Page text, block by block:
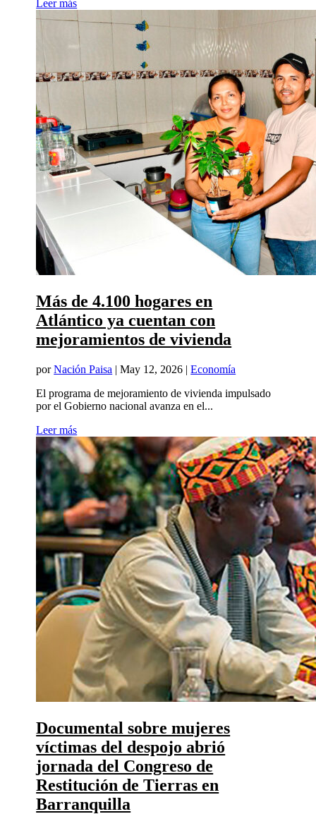
Leer más
Más de 4.100 hogares en
Atlántico ya cuentan con
mejoramientos de vivienda
porNación Paisa |May 12, 2026 |Economía
El programa de mejoramiento de vivienda impulsado
por el Gobierno nacional avanza en el...
Leer más
Documental sobre mujeres
víctimas del despojo abrió
jornada del Congreso de
Restitución de Tierras en
Barranquilla